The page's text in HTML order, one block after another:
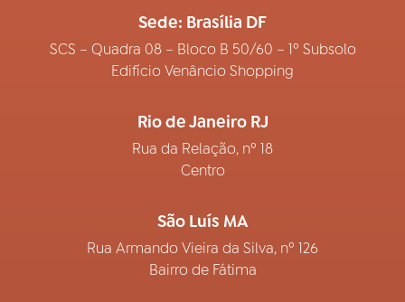
Sede: Brasília DF
SCS – Quadra 08 – Bloco B 50/60 – 1º Subsolo
Edifício Venâncio Shopping
Rio de Janeiro RJ
Rua da Relação, nº 18
Centro
São Luís MA
Rua Armando Vieira da Silva, nº 126
Bairro de Fátima